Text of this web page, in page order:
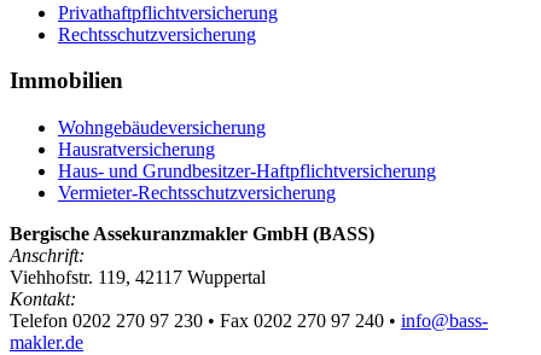
Privathaftpflichtversicherung
Rechtsschutzversicherung
Immobilien
Wohngebäudeversicherung
Hausratversicherung
Haus- und Grundbesitzer-Haftpflichtversicherung
Vermieter-Rechtsschutzversicherung
Bergische Assekuranzmakler GmbH (BASS)
Anschrift:
Viehhofstr. 119, 42117 Wuppertal
Kontakt:
Telefon 0202 270 97 230 • Fax 0202 270 97 240 • info@bass-
makler.de